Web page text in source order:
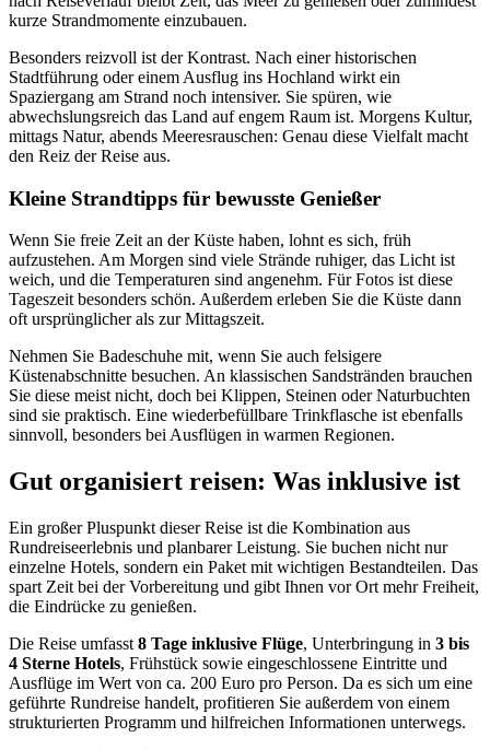
kurze Strandmomente einzubauen.
Besonders reizvoll ist der Kontrast. Nach einer historischen
Stadtführung oder einem Ausflug ins Hochland wirkt ein
Spaziergang am Strand noch intensiver. Sie spüren, wie
abwechslungsreich das Land auf engem Raum ist. Morgens Kultur,
mittags Natur, abends Meeresrauschen: Genau diese Vielfalt macht
den Reiz der Reise aus.
Kleine Strandtipps für bewusste Genießer
Wenn Sie freie Zeit an der Küste haben, lohnt es sich, früh
aufzustehen. Am Morgen sind viele Strände ruhiger, das Licht ist
weich, und die Temperaturen sind angenehm. Für Fotos ist diese
Tageszeit besonders schön. Außerdem erleben Sie die Küste dann
oft ursprünglicher als zur Mittagszeit.
Nehmen Sie Badeschuhe mit, wenn Sie auch felsigere
Küstenabschnitte besuchen. An klassischen Sandstränden brauchen
Sie diese meist nicht, doch bei Klippen, Steinen oder Naturbuchten
sind sie praktisch. Eine wiederbefüllbare Trinkflasche ist ebenfalls
sinnvoll, besonders bei Ausflügen in warmen Regionen.
Gut organisiert reisen: Was inklusive ist
Ein großer Pluspunkt dieser Reise ist die Kombination aus
Rundreiseerlebnis und planbarer Leistung. Sie buchen nicht nur
einzelne Hotels, sondern ein Paket mit wichtigen Bestandteilen. Das
spart Zeit bei der Vorbereitung und gibt Ihnen vor Ort mehr Freiheit,
die Eindrücke zu genießen.
Die Reise umfasst 8 Tage inklusive Flüge, Unterbringung in 3 bis
4 Sterne Hotels, Frühstück sowie eingeschlossene Eintritte und
Ausflüge im Wert von ca. 200 Euro pro Person. Da es sich um eine
geführte Rundreise handelt, profitieren Sie außerdem von einem
strukturierten Programm und hilfreichen Informationen unterwegs.